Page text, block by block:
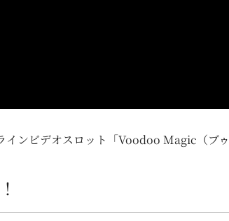
ンビデオスロット「Voodoo Magic（ブ